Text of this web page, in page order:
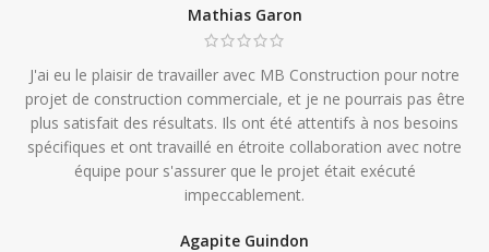
Mathias Garon
J'ai eu le plaisir de travailler avec MB Construction pour notre
projet de construction commerciale, et je ne pourrais pas être
plus satisfait des résultats. Ils ont été attentifs à nos besoins
spécifiques et ont travaillé en étroite collaboration avec notre
équipe pour s'assurer que le projet était exécuté
impeccablement.
Agapite Guindon